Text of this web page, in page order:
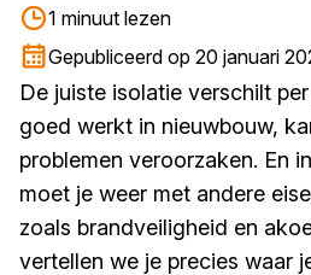
1 minuut lezen
Gepubliceerd op 20 januari
De juiste isolatie verschilt
goed werkt in nieuwbouw,
problemen veroorzaken. En
moet je weer met andere
zoals brandveiligheid en
vertellen we je precies waar